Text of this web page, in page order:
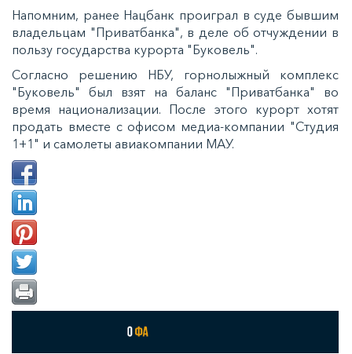
Напомним, ранее Нацбанк проиграл в суде бывшим
владельцам "Приватбанка", в деле об отчуждении в
пользу государства курорта "Буковель".
Согласно решению НБУ, горнолыжный комплекс
"Буковель" был взят на баланс "Приватбанка" во
время национализации. После этого курорт хотят
продать вместе с офисом медиа-компании "Студия
1+1" и самолеты авиакомпании МАУ.